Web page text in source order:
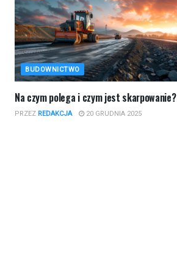
BUDOWNICTWO
​Na czym polega i czym jest skarpowanie?
PRZEZ REDAKCJA 20 GRUDNIA 2025